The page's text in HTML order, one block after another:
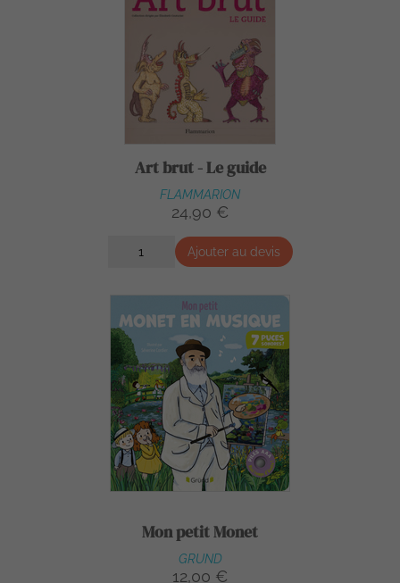
Art brut - Le guide
FLAMMARION
24,90 €
Ajouter au devis
Mon petit Monet
GRUND
12,00 €